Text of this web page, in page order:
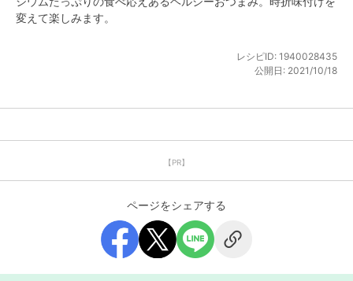
変えて楽しみます。
レシピID: 1940028435
公開日: 2021/10/18
【PR】
ページをシェアする